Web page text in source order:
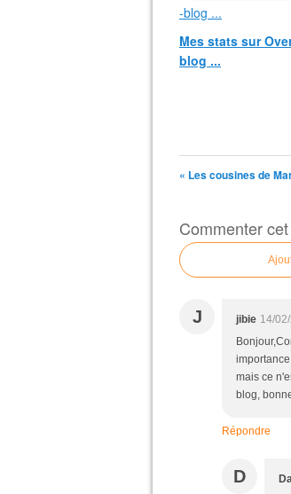
Mes stats sur
blog ...
« Les cousines de
Commenter
J jibie 14/
mais ce
blog,
Répondre
D